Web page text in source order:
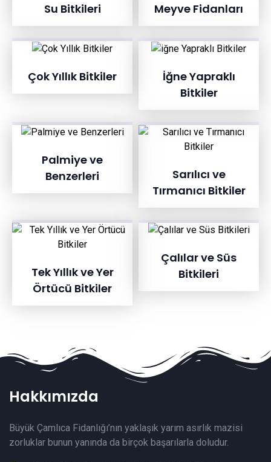
Su Bitkileri Meyve Fidanları
Çok Yıllık Bitkiler
İğne Yapraklı
Bitkiler
Palmiye ve
Benzerleri
Sarılıcı ve
Tırmanıcı Bitkiler
Tek Yıllık ve Yer
Örtücü Bitkiler
Çalılar ve Süs
Bitkileri
Hakkımızda
Büyük Çamlıca Fidanlığı’nın yaklaşık yarım asırlık mazisi
zorluklar bunun yanında da birçok başarılarla doludur.